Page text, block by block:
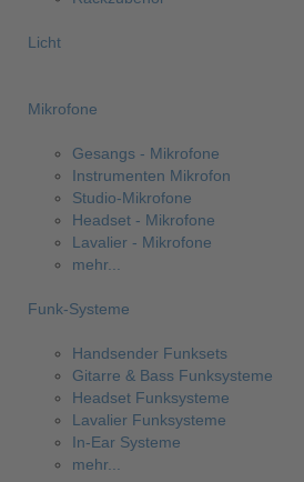
Licht
Mikrofone
Gesangs - Mikrofone
Instrumenten Mikrofon
Studio-Mikrofone
Headset - Mikrofone
Lavalier - Mikrofone
mehr...
Funk-Systeme
Handsender Funksets
Gitarre & Bass Funksysteme
Headset Funksysteme
Lavalier Funksysteme
In-Ear Systeme
mehr...